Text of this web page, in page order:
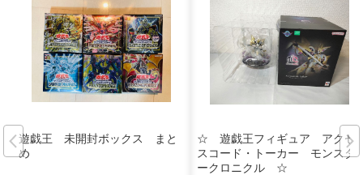
遊戯王 未開封ボックス まと
め
☆ 遊戯王フィギュア アクセ
スコード・トーカー モンスタ
ークロニクル ☆